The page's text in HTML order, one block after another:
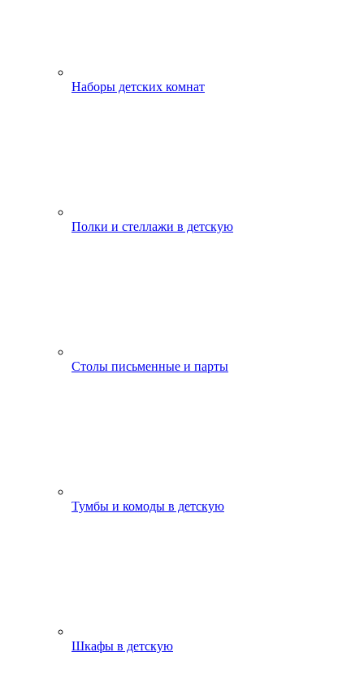
Наборы детских комнат
Полки и стеллажи в детскую
Столы письменные и парты
Тумбы и комоды в детскую
Шкафы в детскую